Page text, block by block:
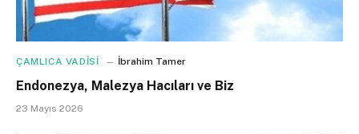
ÇAMLICA VADİSİ İbrahim Tamer
Endonezya, Malezya Hacıları ve Biz
23 Mayıs 2026